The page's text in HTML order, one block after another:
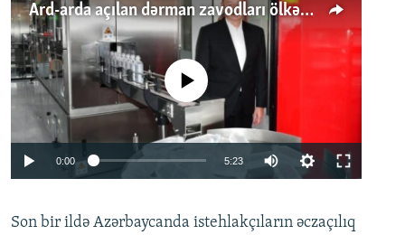
Ard-arda açılan dərman zavodları ölkənin tələbatını ödəyirmi?
No media source currently available
0:00 5:23
360p
Son bir ildə Azərbaycanda istehlakçıların əczaçılıq